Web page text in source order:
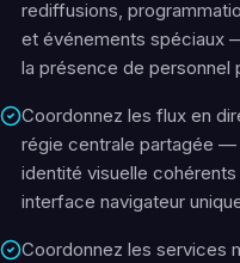
rediffusions,
et événements spéciaux
la présence de personnel
Coordonnez les flux en
régie centrale partagée —
identité visuelle
interface navigateur
Coordonnez les services